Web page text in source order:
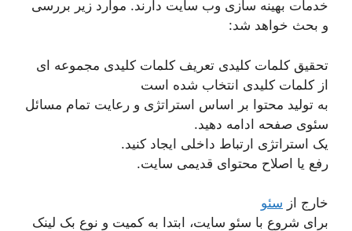
خدمات بهینه سازی وب سایت دارند. موارد زیر بررسی
و بحث خواهد شد:
تحقیق کلمات کلیدی تعریف کلمات کلیدی مجموعه ای
از کلمات کلیدی انتخاب شده است
به تولید محتوا بر اساس استراتژی و رعایت تمام مسائل
سئوی صفحه ادامه دهید.
یک استراتژی ارتباط داخلی ایجاد کنید.
رفع یا اصلاح محتوای قدیمی سایت.
خارج از سئو
برای شروع با سئو سایت، ابتدا به کمیت و نوع بک لینک